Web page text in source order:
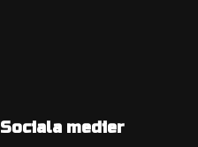
Sociala medier